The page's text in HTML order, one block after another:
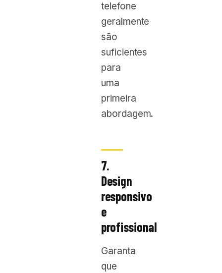
telefone
geralmente
são
suficientes
para
uma
primeira
abordagem.
7.
Design
responsivo
e
profissional
Garanta
que